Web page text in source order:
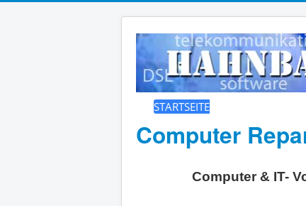
STARTSEITE
Computer
Computer & IT-